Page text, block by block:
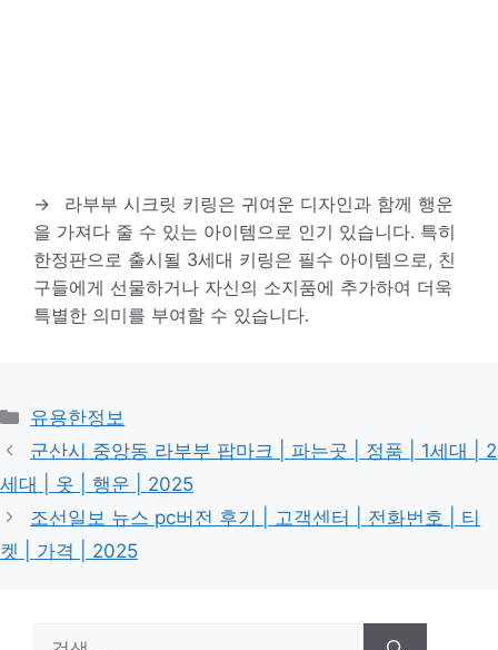
→
라부부 시크릿 키링은 귀여운 디자인과 함께 행운
을 가져다 줄 수 있는 아이템으로 인기 있습니다. 특히
한정판으로 출시될 3세대 키링은 필수 아이템으로, 친
구들에게 선물하거나 자신의 소지품에 추가하여 더욱
특별한 의미를 부여할 수 있습니다.
카
테
고
리
유용한정보
군산시 중앙동 라부부 팝마크 | 파는곳 | 정품 | 1세대 | 2
세대 | 옷 | 행운 | 2025
조선일보 뉴스 pc버전 후기 | 고객센터 | 전화번호 | 티
켓 | 가격 | 2025